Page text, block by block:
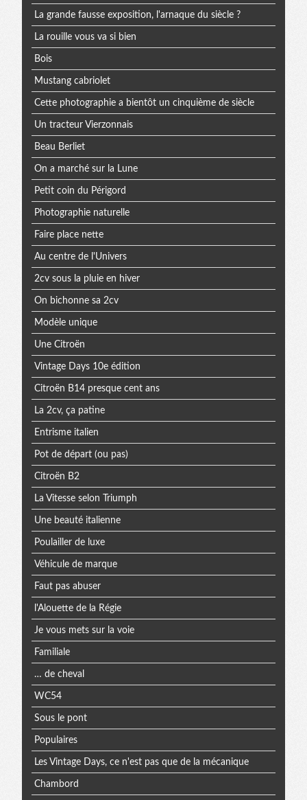
La grande fausse exposition, l'arnaque du siècle ?
La rouille vous va si bien
Bois
Mustang cabriolet
Cette photographie a bientôt un cinquième de siècle
Un tracteur Vierzonnais
Beau Berliet
On a marché sur la Lune
Petit coin du Périgord
Photographie naturelle
Faire place nette
Au centre de l'Univers
2cv sous la pluie en hiver
On bichonne sa 2cv
Modèle unique
Une Citroën
Vintage Days 10e édition
Citroën B14 presque cent ans
La 2cv, ça patine
Entrisme italien
Pot de départ (ou pas)
Citroën B2
La Vitesse selon Triumph
Une beauté italienne
Poulailler de luxe
Véhicule de marque
Faut pas abuser
l'Alouette de la Régie
Je vous mets sur la voie
Familiale
… de cheval
WC54
Sous le pont
Populaires
Les Vintage Days, ce n'est pas que de la mécanique
Chambord